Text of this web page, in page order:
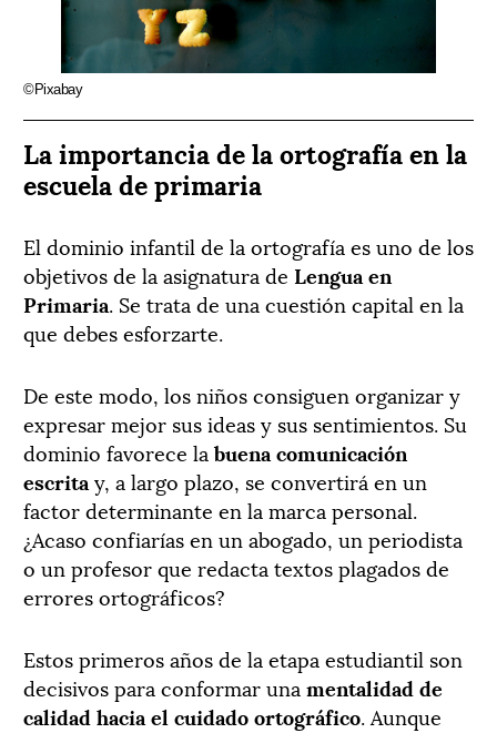
©Pixabay
La importancia de la ortografía en la
escuela de primaria
El dominio infantil de la ortografía es uno de los
objetivos de la asignatura de Lengua en
Primaria. Se trata de una cuestión capital en la
que debes esforzarte.
De este modo, los niños consiguen organizar y
expresar mejor sus ideas y sus sentimientos. Su
dominio favorece la buena comunicación
escrita y, a largo plazo, se convertirá en un
factor determinante en la marca personal.
¿Acaso confiarías en un abogado, un periodista
o un profesor que redacta textos plagados de
errores ortográficos?
Estos primeros años de la etapa estudiantil son
decisivos para conformar una mentalidad de
calidad hacia el cuidado ortográfico. Aunque